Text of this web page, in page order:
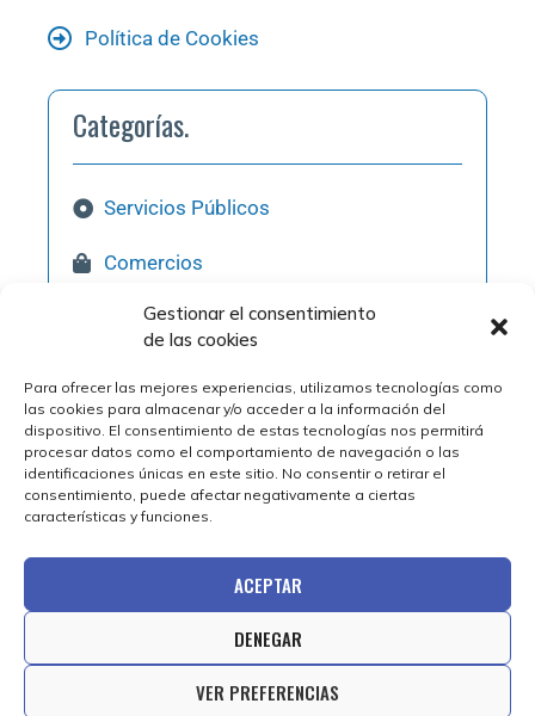
Gestionar el consentimiento
de las cookies
Para ofrecer las mejores experiencias, utilizamos tecnologías como
las cookies para almacenar y/o acceder a la información del
dispositivo. El consentimiento de estas tecnologías nos permitirá
procesar datos como el comportamiento de navegación o las
identificaciones únicas en este sitio. No consentir o retirar el
consentimiento, puede afectar negativamente a ciertas
características y funciones.
ACEPTAR
DENEGAR
VER PREFERENCIAS
Política de Cookies
Categorías.
Servicios Públicos
Comercios
Hostelería
Qué Visitar
© 2025 Ayuntamiento de Épila | Diseño web por